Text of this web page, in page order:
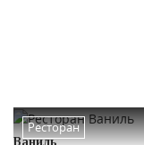
Ресторан
Ваниль